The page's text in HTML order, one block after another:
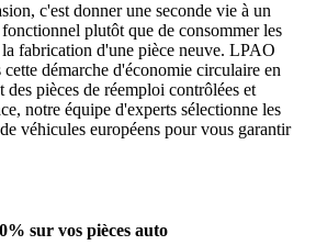
c'est donner une seconde vie à un
plutôt que de consommer les
la fabrication d'une pièce neuve. LPAO
démarche d'économie circulaire en
pièces de réemploi contrôlées et
notre équipe d'experts sélectionne les
véhicules européens pour vous garantir
sur vos pièces auto